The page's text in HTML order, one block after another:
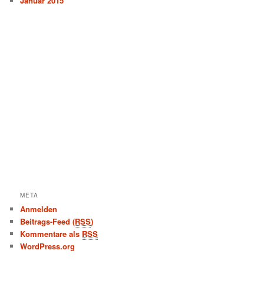
META
Anmelden
Beitrags-Feed (RSS)
Kommentare als RSS
WordPress.org